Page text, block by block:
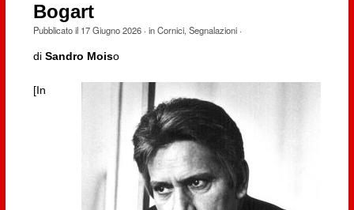
Bogart
Pubblicato il 17 Giugno 2026· inCornici, Segnalazioni·
di Sandro Moiso
[In